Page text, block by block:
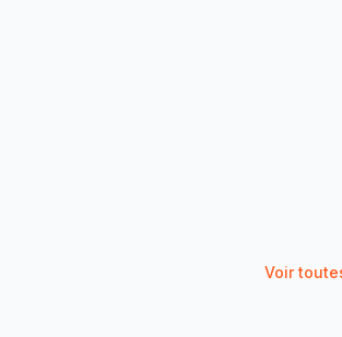
Voir